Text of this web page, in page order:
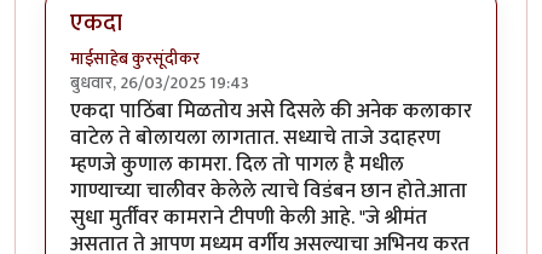
एकदा
माईसाहेब कुरसूंदीकर
बुधवार, 26/03/2025 19:43
एकदा पाठिंबा मिळतोय असे दिसले की अनेक कलाकार
वाटेल ते बोलायला लागतात. सध्याचे ताजे उदाहरण
म्हणजे कुणाल कामरा. दिल तो पागल है मधील
गाण्याच्या चालीवर केलेले त्याचे विडंबन छान होते.आता
सुधा मुर्तींवर कामराने टीपणी केली आहे. "जे श्रीमंत
असतात ते आपण मध्यम वर्गीय असल्याचा अभिनय करत